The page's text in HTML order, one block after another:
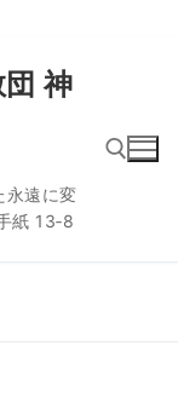
神
永遠に変
紙 13‐8